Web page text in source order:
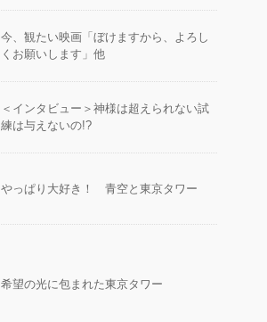
今、観たい映画「ぼけますから、よろし
くお願いします」他
＜インタビュー＞神様は超えられない試
練は与えないの!?
やっぱり大好き！ 青空と東京タワー
希望の光に包まれた東京タワー